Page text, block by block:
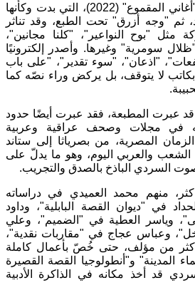
توالت بعد ذلك إصداراته: "أغاني المقموع" (2022)، التي بدت وكأنها
ثم "وجه أزرق" تحت الطبع، وقد تناثر
مثل "بوح النواعير"، "كلنا مجانين"،
سومرية" وغيرها. وأصدر إلكترونيًا
"اذعان"، "سوء تقدير"، "على باب
بكاتب لا يتوقف، بل يركض وراء نصّه كما
عبرت المطبعة، فقد عبرت أيضًا حدود
في مجلات وصحف عراقية وعربية
المصرية، من بصرياثا إلى ستاند
الشعب والعربي اليوم، وهو ما يدلّ على
السردي الباذخ بالصدق والتجريب.
منهم محمد العميدي في دراساته
في "ديوان القصة البابلية"، وداود
وياسر العطية في "الضميم"، وعلي
وعباس عجاج في "مقاربات نقدية"،
من مؤلف، حتى خُصّ بأعمال كاملة
المدينة" و"أنطولوجيا القصة القصيرة
قد أخذ مكانه في الذاكرة الأدبية